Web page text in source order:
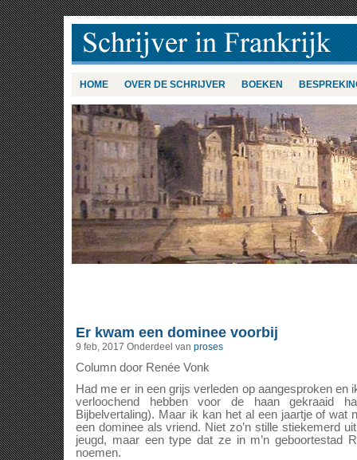
HOME OVER DE SCHRIJVER BOEKEN
Er kwam een dominee voorbij
9 feb, 2017 Onderdeel van proses
Column door Renée Vonk
Had me er in een grijs verleden op aangesproken en
verloochend hebben voor de haan gekraaid
Bijbelvertaling). Maar ik kan het al een jaartje of wat
een dominee als vriend. Niet zo’n stille stiekemerd
jeugd, maar een type dat ze in m’n geboortestad
noemen.